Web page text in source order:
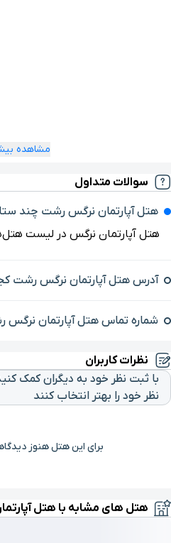
مشاهده
سوالات متداول
هتل آپارتمان نرگس رشت چند
هتل آپارتمان نرگس در لیست
آدرس هتل آپارتمان نرگس رشت
شماره تماس هتل آپارتمان
نظرات کاربران
با ثبت نظر خود به دیگران کمک
نظر خود را بهتر انتخاب کنند
برای این هتل هنوز
هتل های مشابه با هتل